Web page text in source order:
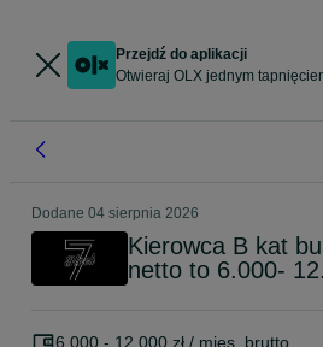
Przejdź do aplikacji
Otwieraj OLX jednym
Dodane 04 sierpnia 2026
Kierowca B kat
netto to 6.000-
6 000 - 12 000 zł / mies. brutto